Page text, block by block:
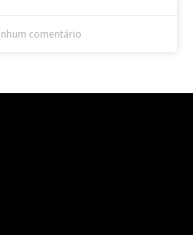
comentário